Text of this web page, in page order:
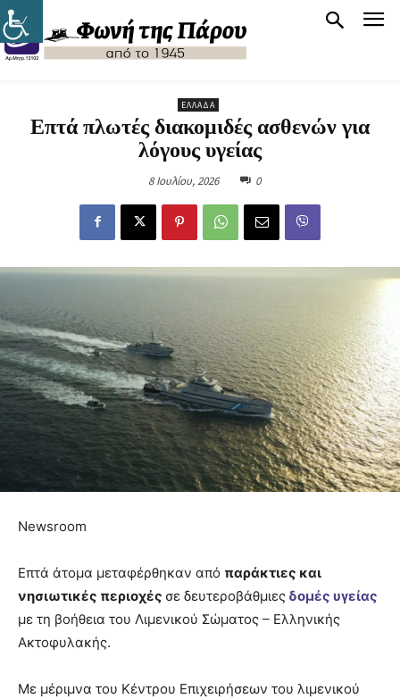
ΕΛΛΆΔΑ
Επτά πλωτές διακομιδές ασθενών για
λόγους υγείας
8 Ιουλίου, 2026 0
Newsroom
Επτά άτομα μεταφέρθηκαν από παράκτιες και
νησιωτικές περιοχές σε δευτεροβάθμιες δομές υγείας
με τη βοήθεια του Λιμενικού Σώματος – Ελληνικής
Ακτοφυλακής.
Με μέριμνα του Κέντρου Επιχειρήσεων του λιμενικού